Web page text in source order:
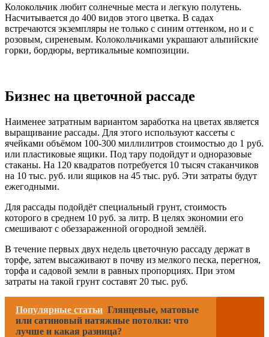
Колокольчик любит солнечные места и легкую полутень.
Насчитывается до 400 видов этого цветка. В садах
встречаются экземпляры не только с синим оттенком, но и с
розовым, сиреневым. Колокольчиками украшают альпийские
горки, бордюры, вертикальные композиции.
Бизнес на цветочной рассаде
Наименее затратным вариантом заработка на цветах является
выращивание рассады. Для этого используют кассеты с
ячейками объёмом 100-300 миллилитров стоимостью до 1 руб.
или пластиковые ящики. Под тару подойдут и одноразовые
стаканы. На 120 квадратов потребуется 10 тысяч стаканчиков
на 10 тыс. руб. или ящиков на 45 тыс. руб. Эти затраты будут
ежегодными.
Для рассады подойдёт специальный грунт, стоимость
которого в среднем 10 руб. за литр. В целях экономии его
смешивают с обеззараженной огородной землёй.
В течение первых двух недель цветочную рассаду держат в
торфе, затем высаживают в почву из мелкого песка, перегноя,
торфа и садовой земли в равных пропорциях. При этом
затраты на такой грунт составят 20 тыс. руб.
Популярные статьи Глянцевые, матовые
или сатиновый натяжные потолки: что
лучше и какая разница?